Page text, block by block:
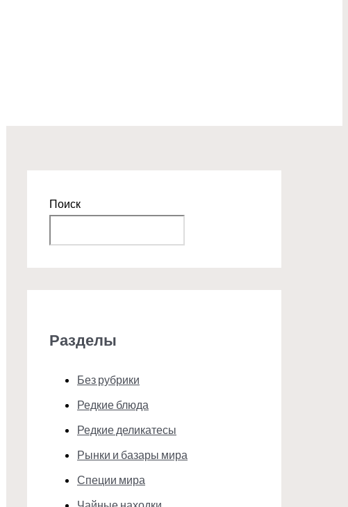
Поиск
Разделы
Без рубрики
Редкие блюда
Редкие деликатесы
Рынки и базары мира
Специи мира
Чайные находки